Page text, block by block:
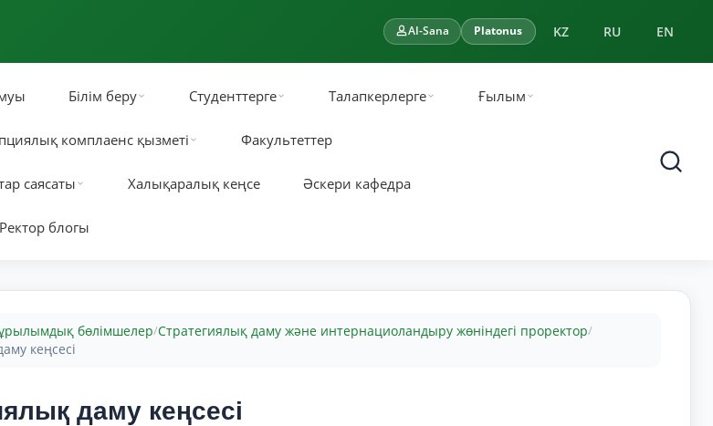
AI-Sana Platonus KZ RU EN
Білім беру Студенттерге Талапкерлерге Ғылым
комплаенс қызметі Факультеттер
саясаты Халықаралық кеңсе Әскери кафедра
Ректор блогы
бөлімшелер/Стратегиялық даму және интернациоландыру жөніндегі проректор/
кеңсесі
даму кеңсесі